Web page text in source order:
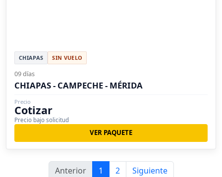
CHIAPAS SIN VUELO
09 días
CHIAPAS - CAMPECHE - MÉRIDA
Precio
Cotizar
Precio bajo solicitud
VER PAQUETE
Anterior 1 2 Siguiente